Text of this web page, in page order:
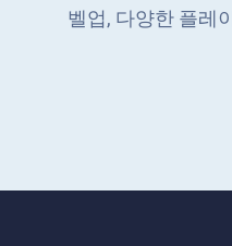
벨업, 다양한 플레